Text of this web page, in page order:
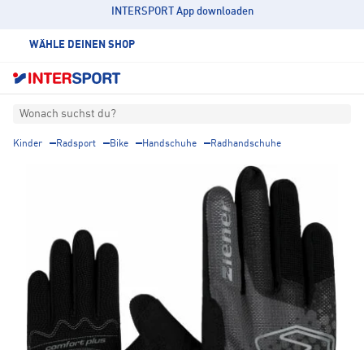
INTERSPORT App downloaden
WÄHLE DEINEN SHOP
Wonach suchst du?
Kinder Radsport Bike Handschuhe Radhandschuhe